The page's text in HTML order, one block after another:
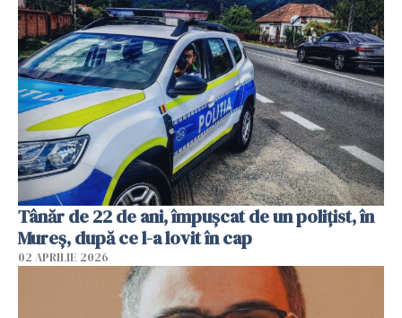
Tânăr de 22 de ani, împușcat de un polițist, în
Mureș, după ce l-a lovit în cap
02 APRILIE 2026